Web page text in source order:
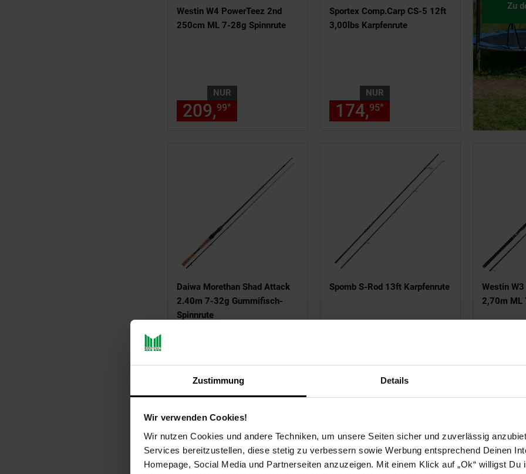
Zustimmung Details
Wir verwenden Cookies!
Wir nutzen Cookies und andere Techniken, um unsere Seiten sicher und zuverlässig
Services bereitzustellen, diese stetig zu verbessern sowie Werbung entsprechend Deinen
Homepage, Social Media und Partnerseiten anzuzeigen. Mit einem Klick auf „Ok“ willigst Du
Westin W4 PowerTeez 2nd
250cm ML 7-28g Spinnrute
NUR
209,99* € Sternchen Fußnote,
Sportex Comp.Carp CS-5 12ft
3,00lbs Karpfenrute
NUR
174,95* €
Zu
Daiwa Morethan Shad Attack
2.40m 7-32g Gummifisch-
Spinnrute
511,00*ab 511,00€ Sternchen Fußnote,
Spomb S-Rod 13ft Karpfenrute
189,99*ab 189,99€
Westin
2,70m ML
169,